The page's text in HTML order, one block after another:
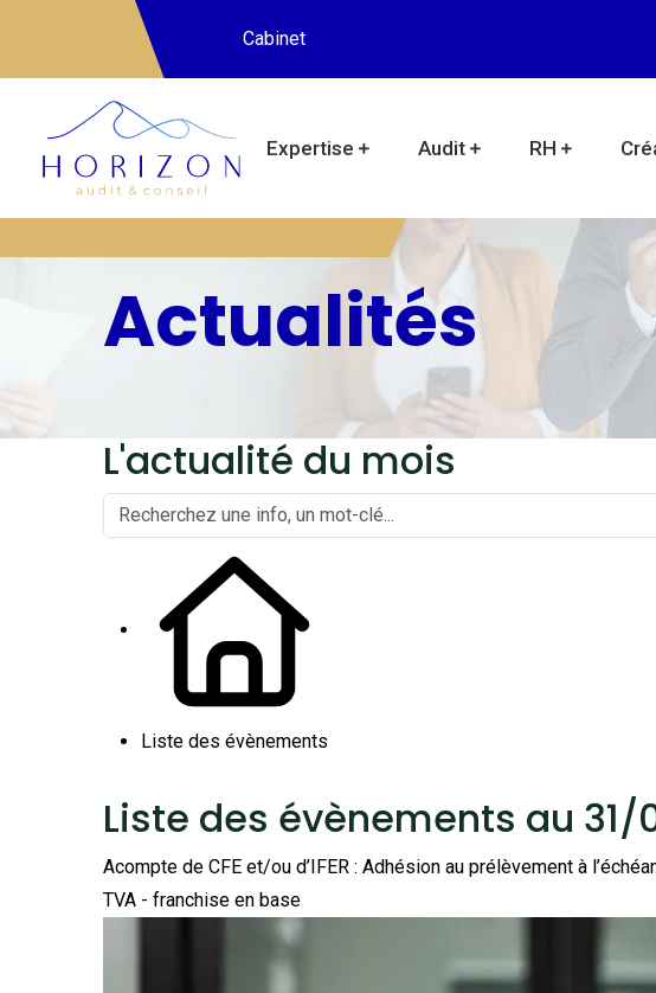
Cabinet
Expertise Audit RH
Actualités
L'actualité du mois
Liste des évènements
Liste des évènements au
Acompte de CFE et/ou d’IFER : Adhésion au prélèvement à
TVA - franchise en base